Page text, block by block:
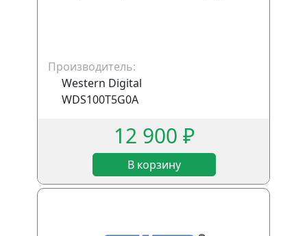
Производитель:
Western Digital
WDS100T5G0A
12 900 ₽
В корзину